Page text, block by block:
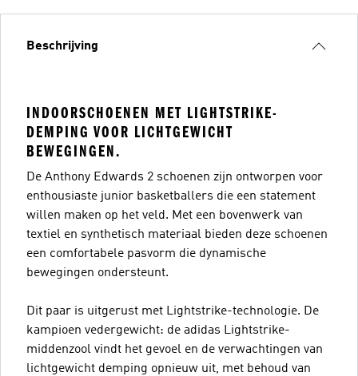
Beschrijving
INDOORSCHOENEN MET LIGHTSTRIKE-
DEMPING VOOR LICHTGEWICHT
BEWEGINGEN.
De Anthony Edwards 2 schoenen zijn ontworpen voor
enthousiaste junior basketballers die een statement
willen maken op het veld. Met een bovenwerk van
textiel en synthetisch materiaal bieden deze schoenen
een comfortabele pasvorm die dynamische
bewegingen ondersteunt.
Dit paar is uitgerust met Lightstrike-technologie. De
kampioen vedergewicht: de adidas Lightstrike-
middenzool vindt het gevoel en de verwachtingen van
lichtgewicht demping opnieuw uit, met behoud van